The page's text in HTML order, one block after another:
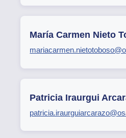
María Carmen Nieto
Patricia Iraurgui